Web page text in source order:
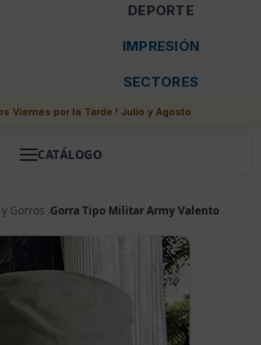
DEPORTE
IMPRESIÓN
SECTORES
Viernes por la Tarde ! Julio y Agosto
CATÁLOGO
Gorros Gorra Tipo Militar Army Valento